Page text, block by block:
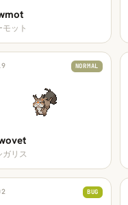
モット
NORMAL
ガリス
BUG